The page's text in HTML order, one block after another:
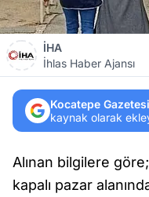
İHA
İhlas Haber Ajansı
Kocatepe Gazetesi
kaynak olarak
Alınan bilgilere
kapalı pazar